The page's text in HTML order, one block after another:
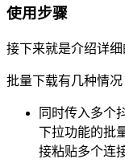
使用步骤
接下来就是介绍详细
批量下载有几种情况
同时传入多个
下拉功能的批
接粘贴多个连